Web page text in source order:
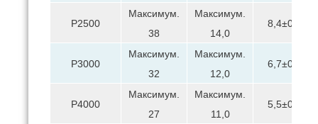
P2500
Максимум.
38
Максимум.
14,0
8,4±0,5
P3000
Максимум.
32
Максимум.
12,0
6,7±0,5
P4000
Максимум.
27
Максимум.
11,0
5,5±0,5